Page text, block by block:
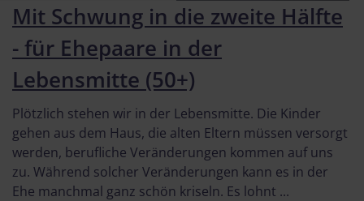
Mit Schwung in die zweite Hälfte
- für Ehepaare in der
Lebensmitte (50+)
Plötzlich stehen wir in der Lebensmitte. Die Kinder
gehen aus dem Haus, die alten Eltern müssen versorgt
werden, berufliche Veränderungen kommen auf uns
zu. Während solcher Veränderungen kann es in der
Ehe manchmal ganz schön kriseln. Es lohnt ...